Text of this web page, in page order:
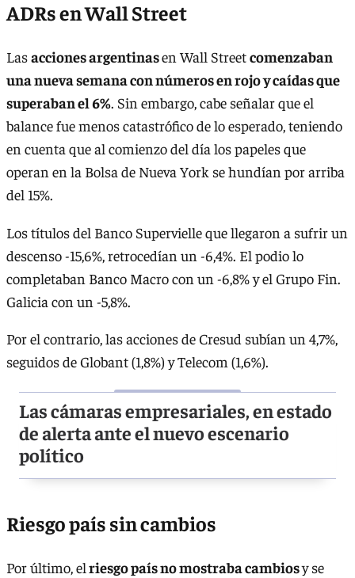
ADRs en Wall Street
Lasacciones argentinasen Wall Streetcomenzaban
una nueva semana con números en rojo y caídas que
superaban el 6%. Sin embargo, cabe señalar que el
balance fue menos catastrófico de lo esperado, teniendo
en cuenta que al comienzo del día los papeles que
operan en la Bolsa de Nueva York se hundían por arriba
del 15%.
Los títulos del Banco Supervielle que llegaron a sufrir un
descenso -15,6%, retrocedían un -6,4%. El podio lo
completaban Banco Macro con un -6,8% y el Grupo Fin.
Galicia con un -5,8%.
Por el contrario, las acciones de Cresud subían un 4,7%,
seguidos de Globant (1,8%) y Telecom (1,6%).
Las cámaras empresariales, en estado
de alerta ante el nuevo escenario
político
Riesgo país sin cambios
Por último, elriesgo país no mostraba cambiosy se